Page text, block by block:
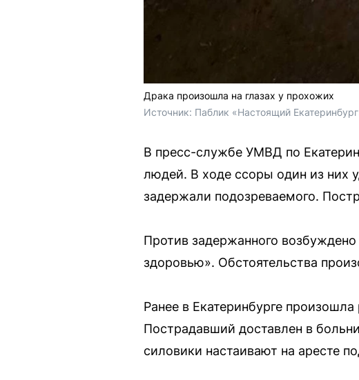
Драка произошла на глазах у прохожих
Источник: Паблик «Настоящий
В пресс-службе УМВД по
людей. В ходе ссоры один из них
задержали подозреваемого.
Против задержанного
здоровью». Обстоятельства
Ранее в Екатеринбурге
Пострадавший доставлен в
силовики настаивают на аресте